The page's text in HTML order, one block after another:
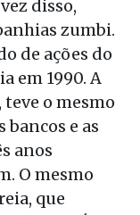
disso,
zumbi.
de ações do
em 1990. A
teve o mesmo
bancos e as
anos
O mesmo
que